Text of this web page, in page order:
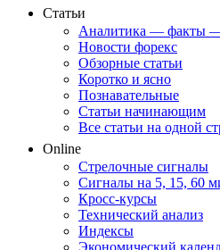
Статьи
Аналитика — факты
Новости форекс
Обзорные статьи
Коротко и ясно
Познавательные
Статьи начинающим
Все статьи на одной
Online
Стрелочные сигналы
Сигналы на 5, 15, 60
Кросс-курсы
Технический анализ
Индексы
Экономический